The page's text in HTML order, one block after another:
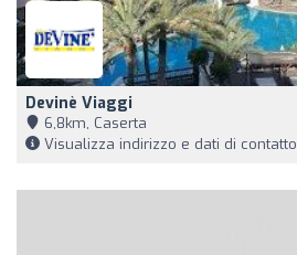
Devinè Viaggi
6,8km, Caserta
Visualizza indirizzo e dati di contatto